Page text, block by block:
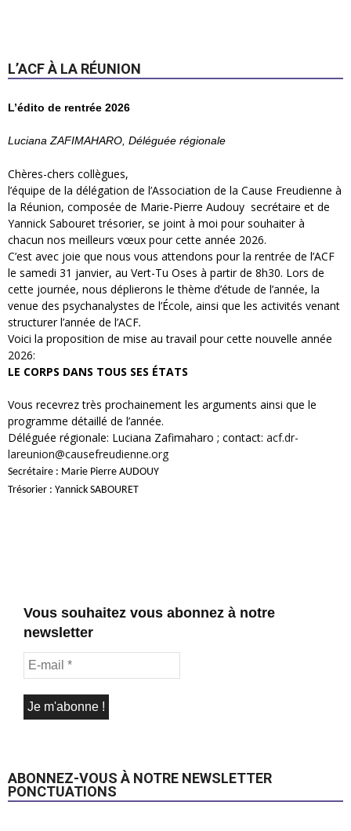
L’ACF À LA RÉUNION
L’édito de rentrée 2026
Luciana ZAFIMAHARO, Déléguée régionale
Chères-chers collègues,
l’équipe de la délégation de l’Association de la Cause Freudienne à
la Réunion, composée de Marie-Pierre Audouy secrétaire et de
Yannick Sabouret trésorier, se joint à moi pour souhaiter à
chacun nos meilleurs vœux pour cette année 2026.
C’est avec joie que nous vous attendons pour la rentrée de l’ACF
le samedi 31 janvier, au Vert-Tu Oses à partir de 8h30. Lors de
cette journée, nous déplierons le thème d’étude de l’année, la
venue des psychanalystes de l’École, ainsi que les activités venant
structurer l’année de l’ACF.
Voici la proposition de mise au travail pour cette nouvelle année
2026:
LE CORPS DANS TOUS SES ÉTATS
Vous recevrez très prochainement les arguments ainsi que le
programme détaillé de l’année.
Déléguée régionale: Luciana Zafimaharo ; contact: acf.dr-
lareunion@causefreudienne.org
Secrétaire : Marie Pierre AUDOUY
Trésorier : Yannick SABOURET
Vous souhaitez vous abonnez à notre
newsletter
ABONNEZ-VOUS À NOTRE NEWSLETTER
PONCTUATIONS